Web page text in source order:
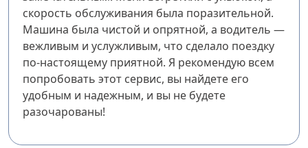
скорость обслуживания была поразительной.
Машина была чистой и опрятной, а водитель —
вежливым и услужливым, что сделало поездку
по-настоящему приятной. Я рекомендую всем
попробовать этот сервис, вы найдете его
удобным и надежным, и вы не будете
разочарованы!